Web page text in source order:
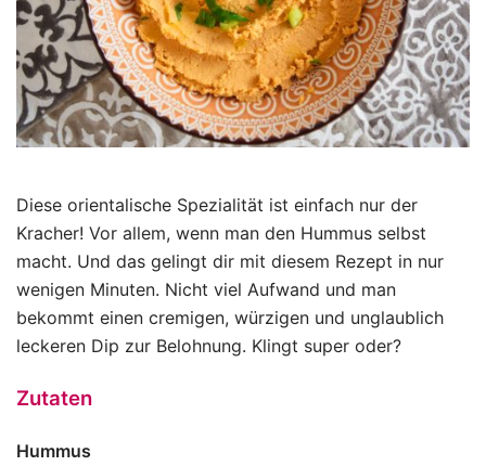
Diese orientalische Spezialität ist einfach nur der
Kracher! Vor allem, wenn man den Hummus selbst
macht. Und das gelingt dir mit diesem Rezept in nur
wenigen Minuten. Nicht viel Aufwand und man
bekommt einen cremigen, würzigen und unglaublich
leckeren Dip zur Belohnung. Klingt super oder?
Zutaten
Hummus